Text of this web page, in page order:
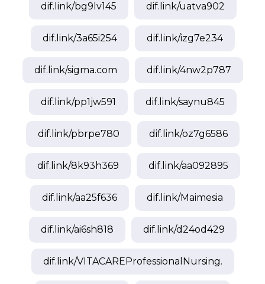
dif.link/bg9lv145 dif.link/uatva902
dif.link/3a65i254 dif.link/izg7e234
dif.link/sigma.com dif.link/4nw2p787
dif.link/pp1jw591 dif.link/saynu845
dif.link/pbrpe780 dif.link/oz7g6586
dif.link/8k93h369 dif.link/aa092895
dif.link/aa25f636 dif.link/Maimesia
dif.link/ai6sh818 dif.link/d24od429
dif.link/VITACAREProfessionalNursing.